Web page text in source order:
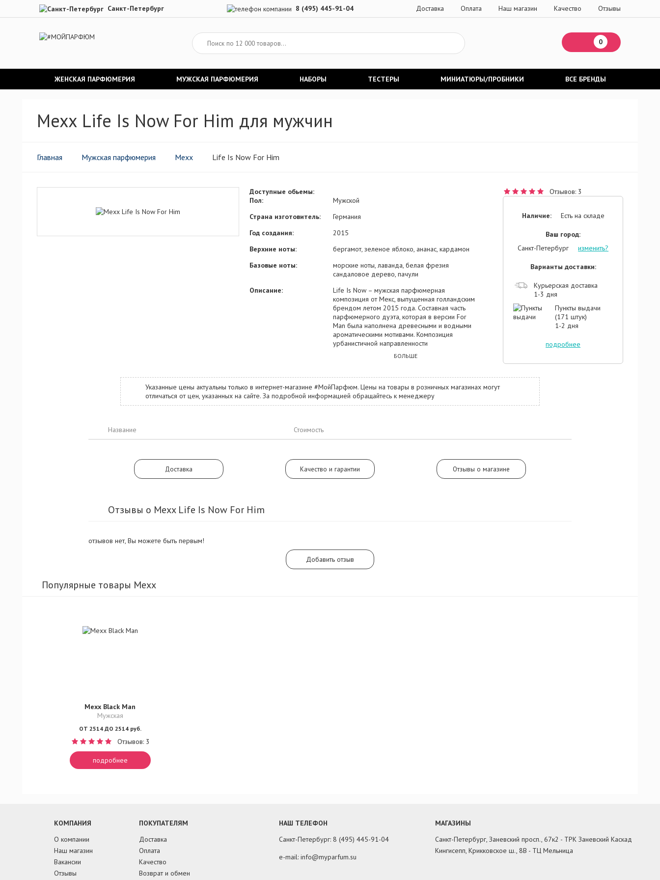
Санкт-Петербург 8 (495) 445-91-04 Доставка Оплата Наш магазин Качество Отзывы
0
ЖЕНСКАЯ ПАРФЮМЕРИЯ МУЖСКАЯ ПАРФЮМЕРИЯ НАБОРЫ ТЕСТЕРЫ МИНИАТЮРЫ/ПРОБНИКИ ВСЕ БРЕНДЫ
Mexx Life Is Now For Him для мужчин
Главная Мужская парфюмерия Mexx Life Is Now For Him
Доступные обьемы:
Пол:
Мужской
Страна изготовитель:
Германия
Год создания:
2015
Верхние ноты:
бергамот, зеленое яблоко, ананас, кардамон
Базовые ноты:
морские ноты, лаванда, белая фрезия
сандаловое дерево, пачули
Описание:
Life Is Now – мужская парфюмерная
композиция от Мекс, выпущенная голландским
брендом летом 2015 года. Составная часть
парфюмерного дуэта, которая в версии For
Man была наполнена древесными и водными
ароматическими мотивами. Композиция
урбанистичной направленности
элегантностью своей ароматической структуры.
оттенков зеленого яблока, в переплетении с
экзотичным ананасом и ярким бергамотом.
Данное трио эффектно оттеняется ноткой
кардамона, перетекая в сердечный порыв
БОЛЬШЕ
Отзывов: 3
Наличие: Есть на складе
Ваш город:
Санкт-Петербург
изменить?
Варианты доставки:
Курьерская доставка
1-3 дня
Пункты выдачи
(171 штук)
1-2 дня
подробнее
Указанные цены актуальны только в интернет-магазине #МойПарфюм. Цены на товары в розничных магазинах могут
отличаться от цен, указанных на сайте. За подробной информацией обращайтесь к менеджеру
Название Стоимость
Доставка Качество и гарантии Отзывы о магазине
Отзывы о Mexx Life Is Now For Him
отзывов нет, Вы можете быть первым!
Добавить отзыв
Популярные товары Mexx
Mexx Black Man
Мужская
ОТ 2514 ДО 2514 руб.
Отзывов: 3
подробнее
КОМПАНИЯ
О компании
Наш магазин
Вакансии
Отзывы
ПОКУПАТЕЛЯМ
Доставка
Оплата
Качество
Возврат и обмен
НАШ ТЕЛЕФОН
Санкт-Петербург: 8 (495) 445-91-04
e-mail: info@myparfum.su
МАГАЗИНЫ
Санкт-Петербург, Заневский просп., 67к2 - ТРК Заневский Каскад
Кингисепп, Крикковское ш., 8В - ТЦ Мельница